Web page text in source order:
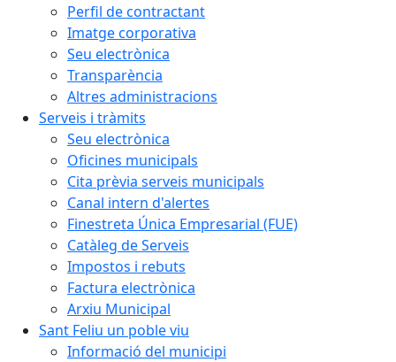
Perfil de contractant
Imatge corporativa
Seu electrònica
Transparència
Altres administracions
Serveis i tràmits
Seu electrònica
Oficines municipals
Cita prèvia serveis municipals
Canal intern d'alertes
Finestreta Única Empresarial (FUE)
Catàleg de Serveis
Impostos i rebuts
Factura electrònica
Arxiu Municipal
Sant Feliu un poble viu
Informació del municipi